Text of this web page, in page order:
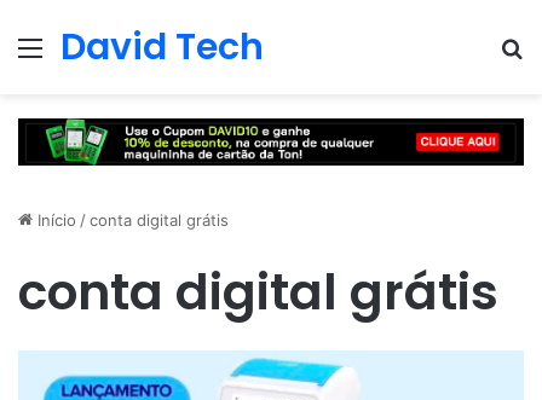
Menu
David Tech
Início /conta digital grátis
conta digital grátis